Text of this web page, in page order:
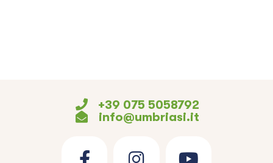
+39 075 5058792
info@umbriasi.it